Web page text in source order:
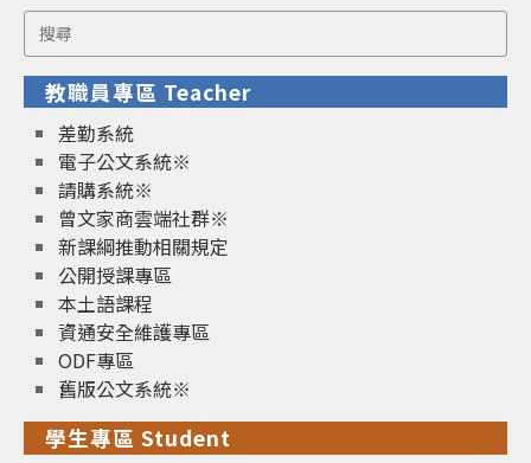
Search
for:
教職員專區 Teacher
差勤系統
電子公文系統※
請購系統※
曾文家商雲端社群※
新課綱推動相關規定
公開授課專區
本土語課程
資通安全維護專區
ODF專區
舊版公文系統※
學生專區 Student